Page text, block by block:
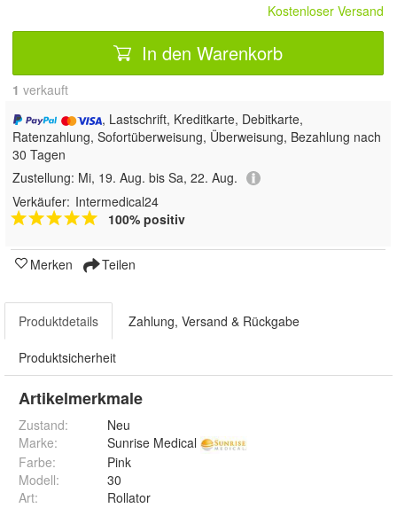
Kostenloser Versand
In den Warenkorb
1 verkauft
, Lastschrift, Kreditkarte, Debitkarte,
Ratenzahlung, Sofortüberweisung, Überweisung, Bezahlung nach
30 Tagen
Zustellung: Mi, 19. Aug. bis Sa, 22. Aug.
Verkäufer: Intermedical24
100% positiv
Merken Teilen
Produktdetails Zahlung, Versand & Rückgabe
Produktsicherheit
Artikelmerkmale
Zustand:
Neu
Marke:
Sunrise Medical
Farbe:
Pink
Modell:
30
Art: Rollator